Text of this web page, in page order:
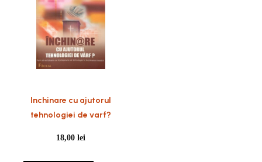
Inchinare cu ajutorul
tehnologiei de varf?
18,00lei